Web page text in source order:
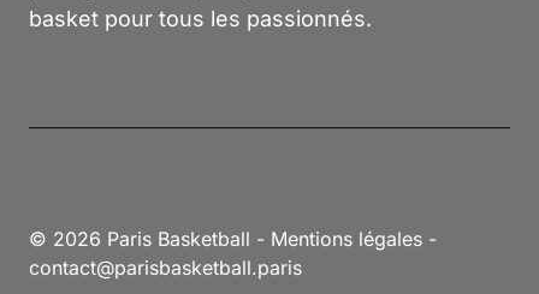
basket pour tous les passionnés.
© 2026 Paris Basketball - Mentions légales -
contact@parisbasketball.paris